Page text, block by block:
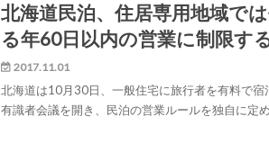
北海道民泊、住居専用地域で
る年60日以内の営業に制限す
2017.11.01
北海道は10月30日、一般住宅に旅行者を有料で宿
有識者会議を開き、民泊の営業ルールを独自に定